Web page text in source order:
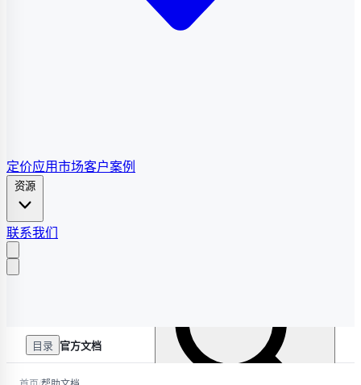
定价应用市场客户案例
联系我们
目录 官方文档